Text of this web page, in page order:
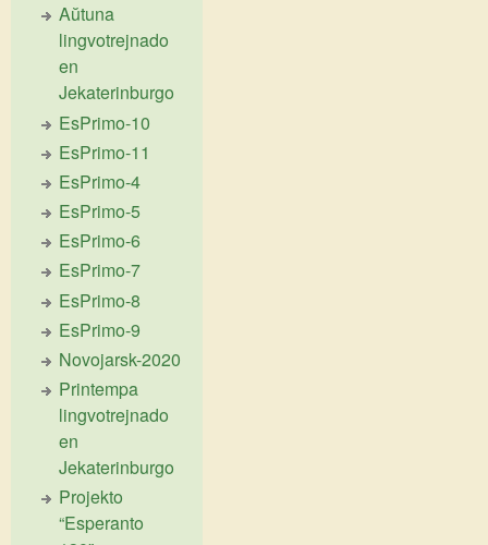
Aŭtuna
lingvotrejnado
en
Jekaterinburgo
EsPrimo-10
EsPrimo-11
EsPrimo-4
EsPrimo-5
EsPrimo-6
EsPrimo-7
EsPrimo-8
EsPrimo-9
Novojarsk-2020
Printempa
lingvotrejnado
en
Jekaterinburgo
Projekto
“Esperanto